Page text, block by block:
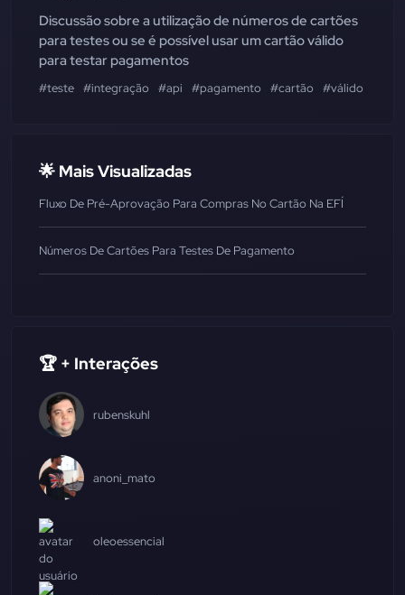
Discussão sobre a utilização de números de cartões
para testes ou se é possível usar um cartão válido
para testar pagamentos
#teste #integração #api #pagamento #cartão #válido
🌟 Mais Visualizadas
Fluxo De Pré-Aprovação Para Compras No Cartão Na EFÍ
Números De Cartões Para Testes De Pagamento
🏆 + Interações
rubenskuhl
anoni_mato
oleoessencial